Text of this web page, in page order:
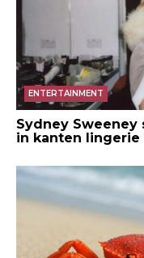
ENTERTAINMENT
Sydney
in kanten lingerie